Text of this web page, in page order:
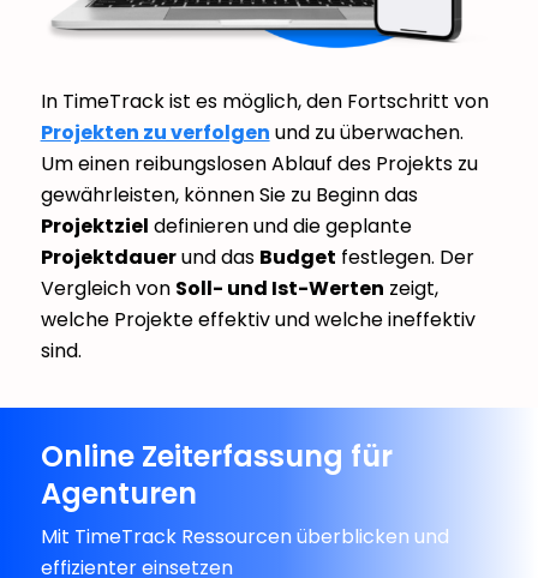
In TimeTrack ist es möglich, den Fortschritt von
Projekten zu verfolgen und zu überwachen.
Um einen reibungslosen Ablauf des Projekts zu
gewährleisten, können Sie zu Beginn das
Projektziel definieren und die geplante
Projektdauerund das Budget festlegen. Der
Vergleich von Soll- und Ist-Werten zeigt,
welche Projekte effektiv und welche ineffektiv
sind.
Online Zeiterfassung für
Agenturen
Mit TimeTrack Ressourcen überblicken und
effizienter einsetzen